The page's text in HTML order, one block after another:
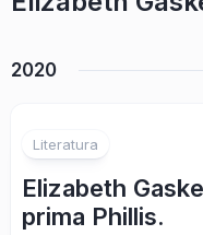
2020
Literatura
Elizabeth
prima Phillis.